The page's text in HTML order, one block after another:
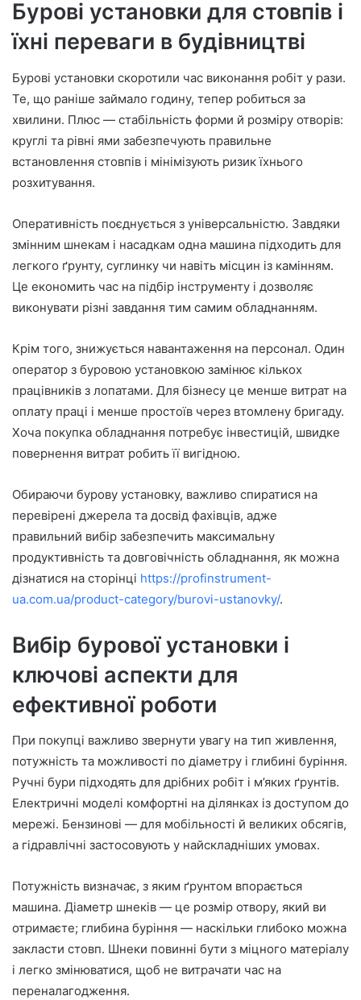
Бурові установки для стовпів і
їхні переваги в будівництві
Бурові установки скоротили час виконання робіт у рази.
Те, що раніше займало годину, тепер робиться за
хвилини. Плюс — стабільність форми й розміру отворів:
круглі та рівні ями забезпечують правильне
встановлення стовпів і мінімізують ризик їхнього
розхитування.
Оперативність поєднується з універсальністю. Завдяки
змінним шнекам і насадкам одна машина підходить для
легкого ґрунту, суглинку чи навіть місцин із камінням.
Це економить час на підбір інструменту і дозволяє
виконувати різні завдання тим самим обладнанням.
Крім того, знижується навантаження на персонал. Один
оператор з буровою установкою замінює кількох
працівників з лопатами. Для бізнесу це менше витрат на
оплату праці і менше простоїв через втомлену бригаду.
Хоча покупка обладнання потребує інвестицій, швидке
повернення витрат робить її вигідною.
Обираючи бурову установку, важливо спиратися на
перевірені джерела та досвід фахівців, адже
правильний вибір забезпечить максимальну
продуктивність та довговічність обладнання, як можна
дізнатися на сторінці https://profinstrument-
ua.com.ua/product-category/burovi-ustanovky/.
Вибір бурової установки і
ключові аспекти для
ефективної роботи
При покупці важливо звернути увагу на тип живлення,
потужність та можливості по діаметру і глибині буріння.
Ручні бури підходять для дрібних робіт і м’яких ґрунтів.
Електричні моделі комфортні на ділянках із доступом до
мережі. Бензинові — для мобільності й великих обсягів,
а гідравлічні застосовують у найскладніших умовах.
Потужність визначає, з яким ґрунтом впорається
машина. Діаметр шнеків — це розмір отвору, який ви
отримаєте; глибина буріння — наскільки глибоко можна
закласти стовп. Шнеки повинні бути з міцного матеріалу
і легко змінюватися, щоб не витрачати час на
переналагодження.